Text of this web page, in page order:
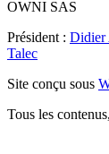
OWNI SAS
Président : Didier
Talec
Site conçu sous
Tous les